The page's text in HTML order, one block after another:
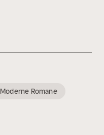
Moderne Romane